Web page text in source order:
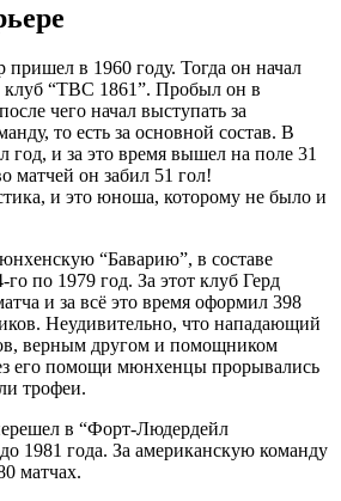
в 1960 году. Тогда он начал
клуб “ТВС 1861”. Пробыл он в
чего начал выступать за
то есть за основной состав. В
год, и за это время вышел на поле 31
матчей он забил 51 гол!
и это юноша, которому не было и
“Баварию”, в составе
по 1979 год. За этот клуб Герд
и за всё это время оформил 398
Неудивительно, что нападающий
верным другом и помощником
его помощи мюнхенцы прорывались
трофеи.
в “Форт-Людердейл
1981 года. За американскую команду
матчах.